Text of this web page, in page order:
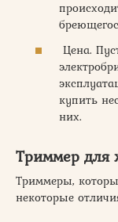
Цена.
купить
них.
Триммер
Триммеры,
некоторые